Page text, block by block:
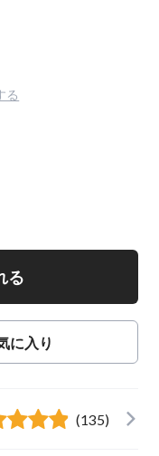
る
る
に入り
(135)